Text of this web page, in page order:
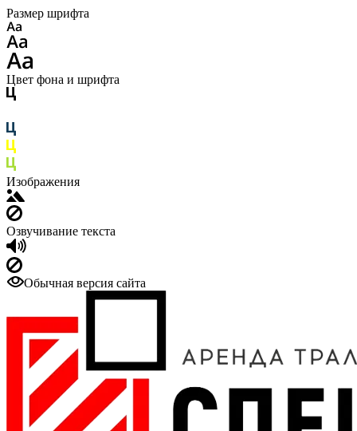
Размер шрифта
Цвет фона и шрифта
Изображения
Озвучивание текста
Обычная версия сайта